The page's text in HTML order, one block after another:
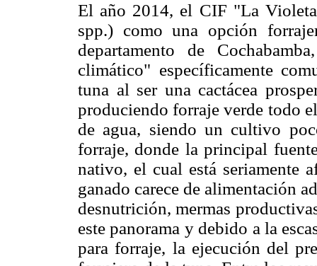
El año 2014, el CIF "La
spp.) como una opción
departamento de
climático" específicamente
tuna al ser una cactácea
produciendo forraje verde todo
de agua, siendo un cultivo
forraje, donde la principal
nativo, el cual está seriamente
ganado carece de alimentación
desnutrición, mermas
este panorama y debido a la
para forraje, la ejecución del